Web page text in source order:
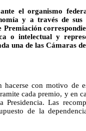
el organismo
y a través de sus
o intelectual y
una de las Cámaras
hacerse con motivo de
cada premio, y en
Presidencia. Las
de la